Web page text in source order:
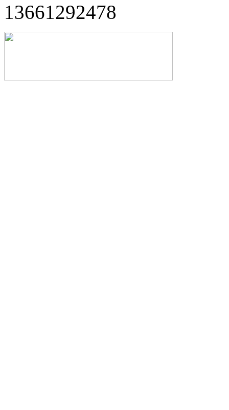
13661292478